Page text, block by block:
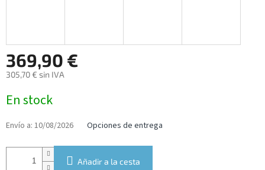
369,90 €
305,70 € sin IVA
de
medida:
En stock
Envío a: 10/08/2026 Opciones de entrega
Añadir a la cesta